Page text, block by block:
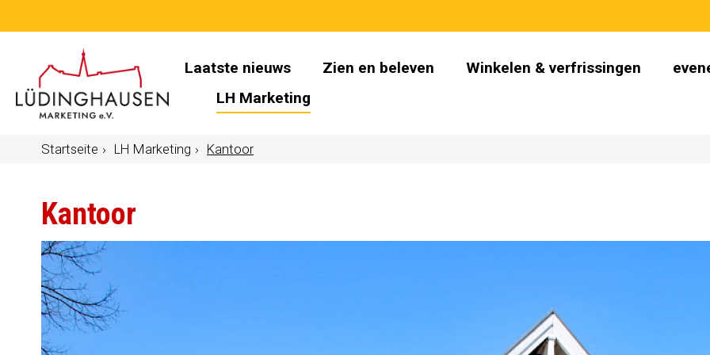
Laatste nieuws Zien en beleven Winkelen & verfrissingen
LH Marketing
Startseite LH Marketing Kantoor
Kantoor